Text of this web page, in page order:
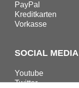
PayPal
Kreditkarten
Vorkasse
SOCIAL MEDIA
Youtube
Twitter